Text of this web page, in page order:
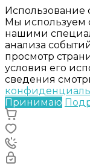
Использование
Мы используем
нашими
анализа
просмотр
условия его
сведения
Принимаю